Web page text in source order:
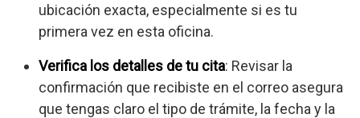
ubicación exacta, especialmente si es tu
primera vez en esta oficina.
Verifica los detalles de tu cita: Revisar la
confirmación que recibiste en el correo asegura
que tengas claro el tipo de trámite, la fecha y la